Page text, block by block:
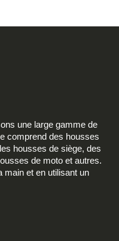
une large gamme de
comprend des housses
housses de siège, des
de moto et autres.
main et en utilisant un